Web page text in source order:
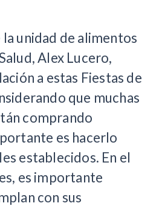
unidad de alimentos
Alex Lucero,
a estas Fiestas de
que muchas
comprando
es hacerlo
establecidos. En el
es importante
con sus